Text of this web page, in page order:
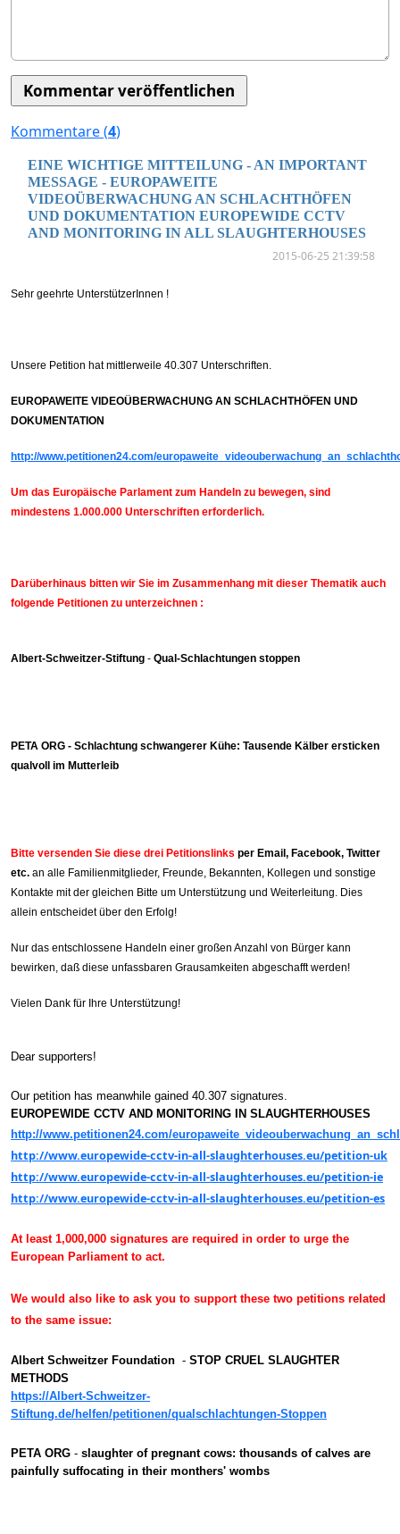
Kommentare (4)
EINE WICHTIGE MITTEILUNG - AN IMPORTANT
MESSAGE - EUROPAWEITE
VIDEOÜBERWACHUNG AN SCHLACHTHÖFEN
UND DOKUMENTATION EUROPEWIDE CCTV
AND MONITORING IN ALL SLAUGHTERHOUSES
2015-06-25 21:39:58
Sehr geehrte UnterstützerInnen !
Unsere Petition hat mittlerweile 40.307 Unterschriften.
EUROPAWEITE VIDEOÜBERWACHUNG AN SCHLACHTHÖFEN UND
DOKUMENTATION
http://www.petitionen24.com/
Um das Europäische Parlament zum Handeln zu bewegen, sind
mindestens 1.000.000 Unterschriften erforderlich.
Darüberhinaus bitten wir Sie im Zusammenhang mit dieser Thematik auch
folgende Petitionen zu unterzeichnen :
Albert-Schweitzer-Stiftung - Qual-Schlachtungen stoppen
PETA ORG - Schlachtung schwangerer Kühe: Tausende Kälber ersticken
qualvoll im Mutterleib
Bitte versenden Sie diese drei Petitionslinks per Email, Facebook, Twitter
etc. an alle Familienmitglieder, Freunde, Bekannten, Kollegen und sonstige
Kontakte mit der gleichen Bitte um Unterstützung und Weiterleitung. Dies
allein entscheidet über den Erfolg!
Nur das entschlossene Handeln einer großen Anzahl von Bürger kann
bewirken, daß diese unfassbaren Grausamkeiten abgeschafft werden!
Vielen Dank für Ihre Unterstützung!
Dear supporters!
Our petition has meanwhile gained 40.307 signatures.
EUROPEWIDE CCTV AND MONITORING IN SLAUGHTERHOUSES
http://www.petitionen24.com/
http://www.europewide-cctv-in-all-slaughterhouses.eu/petition-uk
http://www.europewide-cctv-in-all-slaughterhouses.eu/petition-ie
http://www.europewide-cctv-in-all-slaughterhouses.eu/petition-es
At least 1,000,000 signatures are required in order to urge the
European Parliament to act.
We would also like to ask you to support these two petitions related
to the same issue:
Albert Schweitzer Foundation - STOP CRUEL SLAUGHTER
METHODS
https://Albert-Schweitzer-
Stiftung.de/helfen/petitionen/qualschlachtungen-Stoppen
PETA ORG - slaughter of pregnant cows: thousands of calves are
painfully suffocating in their monthers' wombs